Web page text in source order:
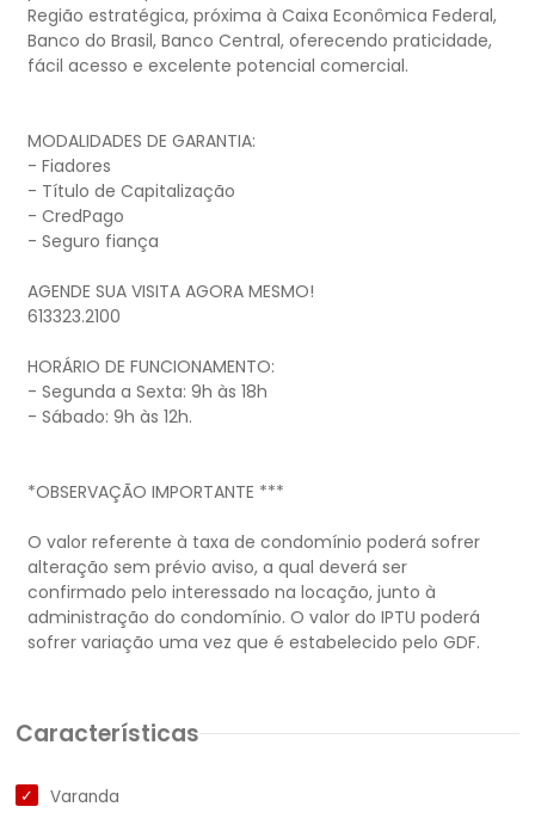
Região estratégica, próxima à Caixa Econômica Federal,
Banco do Brasil, Banco Central, oferecendo praticidade,
fácil acesso e excelente potencial comercial.
MODALIDADES DE GARANTIA:
- Fiadores
- Título de Capitalização
- CredPago
- Seguro fiança
AGENDE SUA VISITA AGORA MESMO!
613323.2100
HORÁRIO DE FUNCIONAMENTO:
- Segunda a Sexta: 9h às 18h
- Sábado: 9h às 12h.
*OBSERVAÇÃO IMPORTANTE ***
O valor referente à taxa de condomínio poderá sofrer
alteração sem prévio aviso, a qual deverá ser
confirmado pelo interessado na locação, junto à
administração do condomínio. O valor do IPTU poderá
Características
Varanda